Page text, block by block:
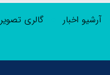
آرشیو اخبار
گالری تصویر